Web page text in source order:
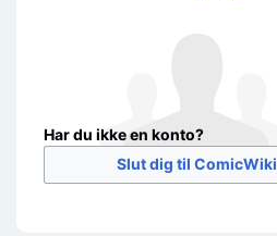
Har du ikke en konto?
Slut dig til ComicWiki